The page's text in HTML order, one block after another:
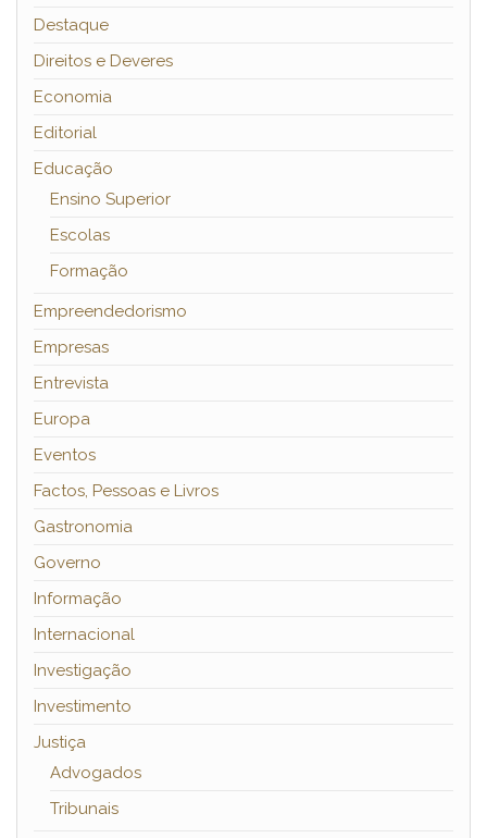
Destaque
Direitos e Deveres
Economia
Editorial
Educação
Ensino Superior
Escolas
Formação
Empreendedorismo
Empresas
Entrevista
Europa
Eventos
Factos, Pessoas e Livros
Gastronomia
Governo
Informação
Internacional
Investigação
Investimento
Justiça
Advogados
Tribunais